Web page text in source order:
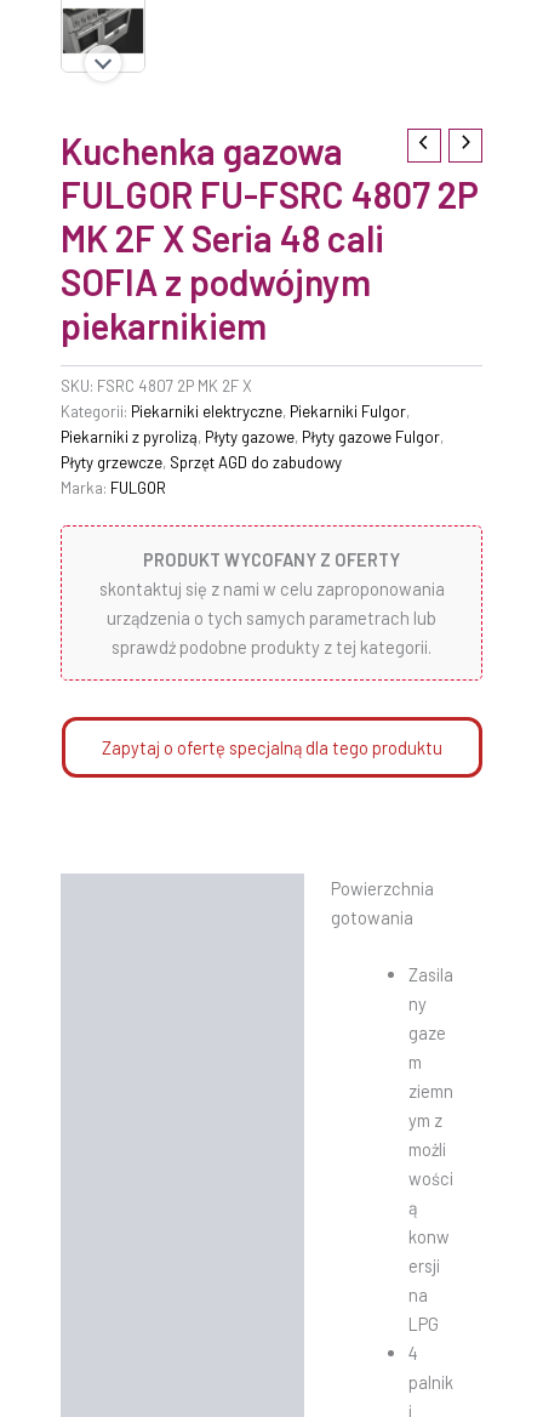
Kuchenka gazowa
FULGOR FU-FSRC 4807 2P
MK 2F X Seria 48 cali
SOFIA z podwójnym
piekarnikiem
SKU: FSRC 4807 2P MK 2F X
Kategorii: Piekarniki elektryczne, Piekarniki Fulgor,
Piekarniki z pyrolizą, Płyty gazowe, Płyty gazowe Fulgor,
Płyty grzewcze, Sprzęt AGD do zabudowy
Marka: FULGOR
PRODUKT WYCOFANY Z OFERTY
skontaktuj się z nami w celu zaproponowania
urządzenia o tych samych parametrach lub
sprawdź podobne produkty z tej kategorii.
Zapytaj o ofertę specjalną dla tego produktu
Powierzchnia
gotowania
Zasila
ny
gaze
m
ziemn
ym z
możli
wości
ą
konw
ersji
na
LPG
4
palnik
i